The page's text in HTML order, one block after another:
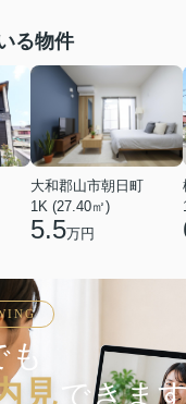
る物件
大和郡山市朝日町
1K (27.40㎡)
5.5万円
見 できま